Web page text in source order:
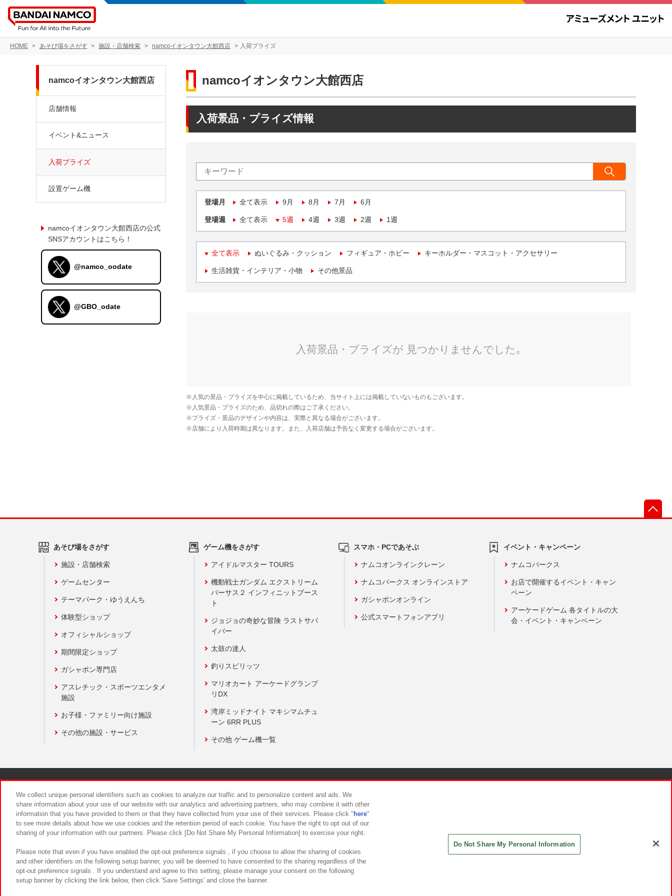
HOME あそび場をさがす 施設・店舗検索 namcoイオンタウン大館西店 入荷プライズ
namcoイオンタウン大館西店
入荷景品・プライズ情報
登場月 全て表示 9月 8月 7月 6月
登場週 全て表示 5週 4週 3週 2週 1週
全て表示 ぬいぐるみ・クッション フィギュア・ホビー キーホルダー・マスコット・アクセサリー
生活雑貨・インテリア・小物 その他景品
namcoイオンタウン大館西店
店舗情報
イベント&ニュース
入荷プライズ
設置ゲーム機
namcoイオンタウン大館西店の公式
SNSアカウントはこちら！
@namco_oodate
@GBO_odate
あそび場をさがす
施設・店舗検索
ゲームセンター
テーマパーク・ゆうえんち
体験型ショップ
オフィシャルショップ
期間限定ショップ
ガシャポン専門店
アスレチック・スポーツエンタメ
施設
お子様・ファミリー向け施設
その他の施設・サービス
ゲーム機をさがす
アイドルマスター TOURS
機動戦士ガンダム エクストリーム
バーサス２ インフィニットブース
ト
ジョジョの奇妙な冒険 ラストサバ
イバー
太鼓の達人
釣りスピリッツ
マリオカート アーケードグランプ
リDX
湾岸ミッドナイト マキシマムチュ
ーン 6RR PLUS
その他 ゲーム機一覧
スマホ・PCであそぶ
ナムコオンラインクレーン
ナムコパークス オンラインストア
ガシャポンオンライン
公式スマートフォンアプリ
イベント・キャンペーン
ナムコパークス
お店で開催するイベント・キャン
ペーン
アーケードゲーム 各タイトルの大
会・イベント・キャンペーン
食品のご提供について カスタマーハラスメント対応方針
We collect unique personal identifiers such as cookies to analyze our traffic and to personalize content and ads. We
share information about your use of our website with our analytics and advertising partners, who may combine it with other
information that you have provided to them or that they have collected from your use of their services. Please click " here"
to see more details about how we use cookies and the retention period of each cookie. You have the right to opt out of our
sharing of your information with our partners. Please click [Do Not Share My Personal Information] to exercise your right.
Please note that even if you have enabled the opt-out preference signals , if you choose to allow the sharing of cookies
and other identifiers on the following setup banner, you will be deemed to have consented to the sharing regardless of the
opt-out preference signals . If you understand and agree to this setting, please manage your consent on the following
setup banner by clicking the link below, then click 'Save Settings' and close the banner.
Do Not Share My Personal Information